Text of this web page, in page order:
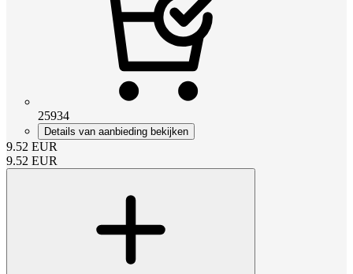
25934
Details van aanbieding bekijken
9.52 EUR
9.52 EUR